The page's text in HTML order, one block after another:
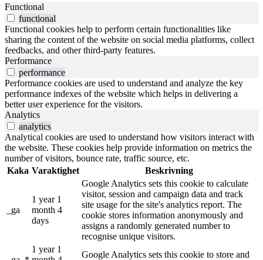
Functional
functional
Functional cookies help to perform certain functionalities like
sharing the content of the website on social media platforms, collect
feedbacks, and other third-party features.
Performance
performance
Performance cookies are used to understand and analyze the key
performance indexes of the website which helps in delivering a
better user experience for the visitors.
Analytics
analytics
Analytical cookies are used to understand how visitors interact with
the website. These cookies help provide information on metrics the
number of visitors, bounce rate, traffic source, etc.
Kaka Varaktighet Beskrivning
_ga
1 year 1
month 4
days
Google Analytics sets this cookie to calculate
visitor, session and campaign data and track
site usage for the site's analytics report. The
cookie stores information anonymously and
assigns a randomly generated number to
recognise unique visitors.
1 year 1
Google Analytics sets this cookie to store and